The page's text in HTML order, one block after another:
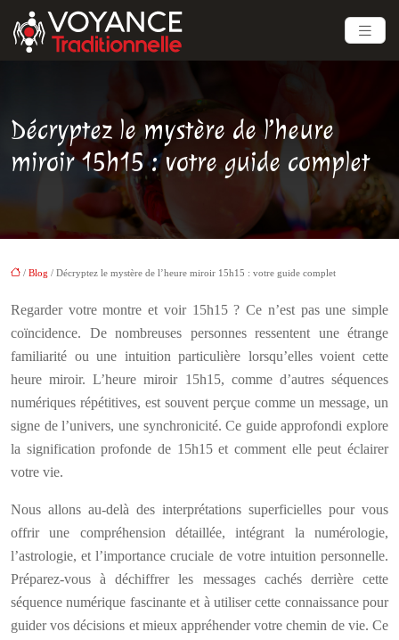
Décryptez le mystère de l’heure
miroir 15h15 : votre guide complet
/ Blog / Décryptez le mystère de l’heure miroir 15h15 : votre guide complet
Regarder votre montre et voir 15h15 ? Ce n’est pas une simple
coïncidence. De nombreuses personnes ressentent une étrange
familiarité ou une intuition particulière lorsqu’elles voient cette
heure miroir. L’heure miroir 15h15, comme d’autres séquences
numériques répétitives, est souvent perçue comme un message, un
signe de l’univers, une synchronicité. Ce guide approfondi explore
la signification profonde de 15h15 et comment elle peut éclairer
votre vie.
Nous allons au-delà des interprétations superficielles pour vous
offrir une compréhension détaillée, intégrant la numérologie,
l’astrologie, et l’importance cruciale de votre intuition personnelle.
Préparez-vous à déchiffrer les messages cachés derrière cette
séquence numérique fascinante et à utiliser cette connaissance pour
guider vos décisions et mieux appréhender votre chemin de vie. Ce